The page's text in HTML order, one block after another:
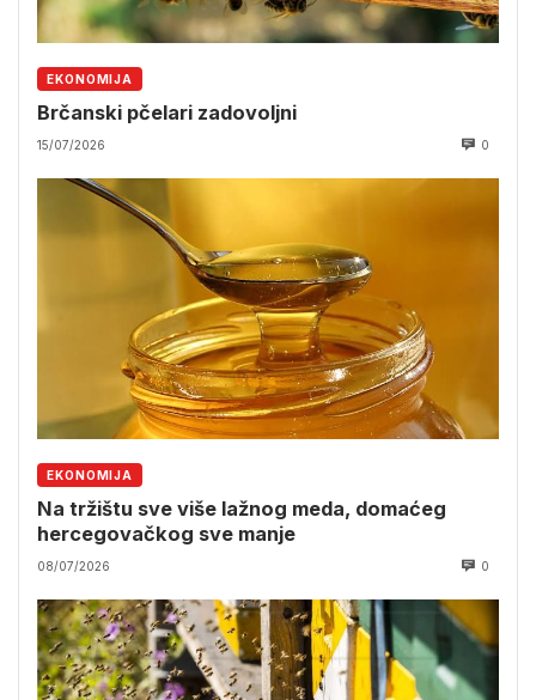
EKONOMIJA
Brčanski pčelari zadovoljni
15/07/2026 0
EKONOMIJA
Na tržištu sve više lažnog meda, domaćeg
hercegovačkog sve manje
08/07/2026 0